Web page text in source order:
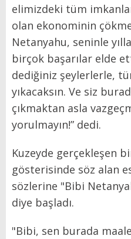
elimizdeki tüm
olan ekonominin
Netanyahu, seninle
birçok başarılar elde
dediğiniz şeylerlerle,
yıkacaksın. Ve siz
çıkmaktan asla
yorulmayın!” dedi.
Kuzeyde gerçekleşen
gösterisinde söz alan
sözlerine "Bibi
diye başladı.
"Bibi, sen burada